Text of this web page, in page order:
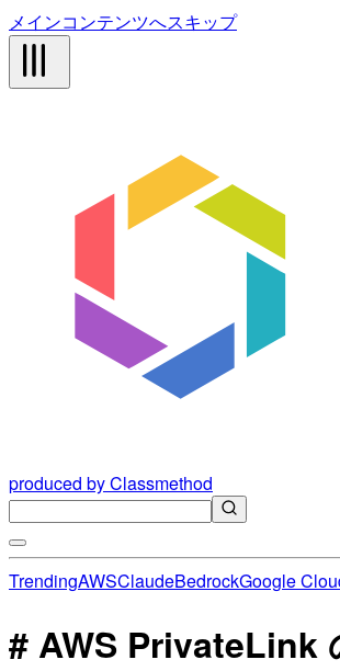
メインコンテンツへスキップ
produced by Classmethod
TrendingAWSClaudeBedrockGoogle
# AWS PrivateLink